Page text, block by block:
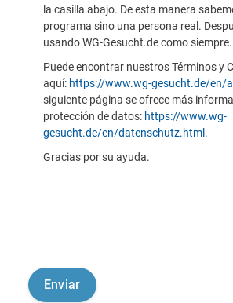
la casilla abajo. De esta manera
programa sino una persona real.
usando WG-Gesucht.de como siempre.
Puede encontrar nuestros Términos y
aquí: https://www.wg-gesucht.de/en/
siguiente página se ofrece más
protección de datos: https://www.wg-
gesucht.de/en/datenschutz.html .
Gracias por su ayuda.